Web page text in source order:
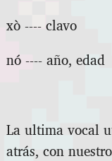
xò ‑‑‑‑ clavo
nó ‑‑‑‑ año, edad
La ultima vocal
atrás, con